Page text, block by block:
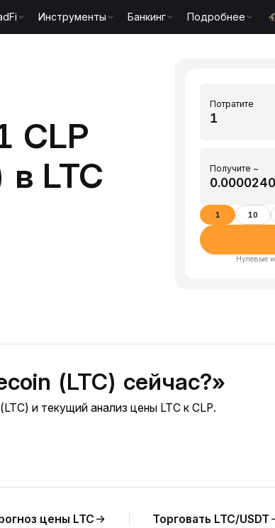
Инструменты Банкинг Подробнее
CLP
LTC
Потратите
Получите ~
1 10
Нулевые
(LTC) сейчас?»
и текущий анализ цены LTC к CLP.
цены LTC Торговать LTC/USDT